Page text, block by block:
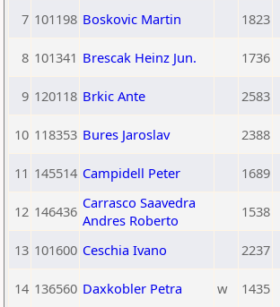
7 101198 Boskovic Martin 1823
8 101341 Brescak Heinz Jun. 1736
9 120118 Brkic Ante 2583
10 118353 Bures Jaroslav 2388
11 145514 Campidell Peter 1689
12 146436 Carrasco Saavedra
Andres Roberto
1538
13 101600 Ceschia Ivano 2237
14 136560 Daxkobler Petra w 1435